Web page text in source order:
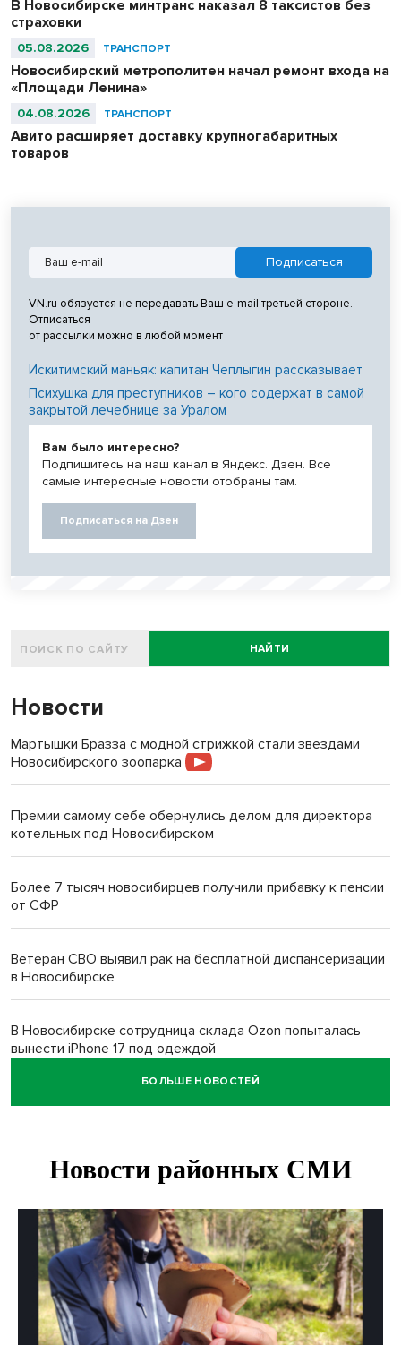
В Новосибирске минтранс наказал 8 таксистов без
страховки
05.08.2026 ТРАНСПОРТ
Новосибирский метрополитен начал ремонт входа на
«Площади Ленина»
04.08.2026 ТРАНСПОРТ
Авито расширяет доставку крупногабаритных
товаров
VN.ru обязуется не передавать Ваш e-mail третьей стороне.
Отписаться
от рассылки можно в любой момент
Искитимский маньяк: капитан Чеплыгин рассказывает
Психушка для преступников – кого содержат в самой
закрытой лечебнице за Уралом
Вам было интересно?
Подпишитесь на наш канал в Яндекс. Дзен. Все
самые интересные новости отобраны там.
Подписаться на Дзен
НАЙТИ
Новости
Мартышки Бразза с модной стрижкой стали звездами
Новосибирского зоопарка
Премии самому себе обернулись делом для директора
котельных под Новосибирском
Более 7 тысяч новосибирцев получили прибавку к пенсии
от СФР
Ветеран СВО выявил рак на бесплатной диспансеризации
в Новосибирске
В Новосибирске сотрудница склада Ozon попыталась
вынести iPhone 17 под одеждой
Дело отравителя за убийство 14-летней давности
Подрядчика для ремонта подпорной стены на
Добровольцы в беспилотные войска получат 2,9 млн
рублей и места в вузах
27-летний мотоциклист погиб в столкновении с
кроссовером в Ленинском районе
БОЛЬШЕ НОВОСТЕЙ